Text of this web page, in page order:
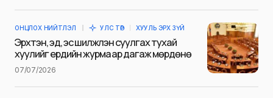
Сэтгэгдэл*
ОНЦЛОХ НИЙТЛЭЛ УЛС ТӨР ХУУЛЬ ЭРХ ЗҮЙ
Эрхтэн, эд, эс шилжүүлэн суулгах тухай
хуулийг ердийн журмаар дагаж мөрдөнө
07/07/2026